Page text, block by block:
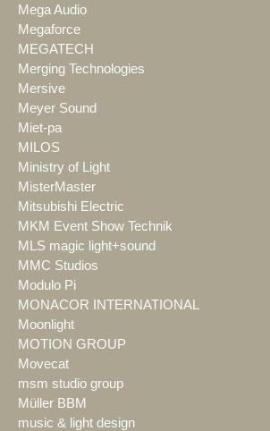
Mega Audio
Megaforce
MEGATECH
Merging Technologies
Mersive
Meyer Sound
Miet-pa
MILOS
Ministry of Light
MisterMaster
Mitsubishi Electric
MKM Event Show Technik
MLS magic light+sound
MMC Studios
Modulo Pi
MONACOR INTERNATIONAL
Moonlight
MOTION GROUP
Movecat
msm studio group
Müller BBM
music & light design